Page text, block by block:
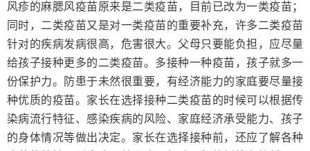
风疹的麻腮风疫苗原来是二类疫苗，目前已改为一类疫苗；
同时，二类疫苗又是对一类疫苗的重要补充，许多二类疫苗
针对的疾病发病很高，危害很大。父母只要能负担，应尽量
给孩子接种更多的二类疫苗。多接种一种疫苗，孩子就多一
份保护力。防患于未然很重要，有经济能力的家庭要尽量接
种优质的疫苗。家长在选择接种二类疫苗的时候可以根据传
染病流行特征、感染疾病的风险、家庭经济承受能力、孩子
的身体情况等做出决定。家长在选择接种前，还应了解各种